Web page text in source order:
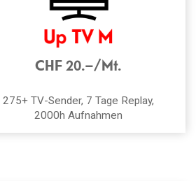
CHF 20.–/Mt.
275+ TV-Sender, 7 Tage Replay,
2000h Aufnahmen